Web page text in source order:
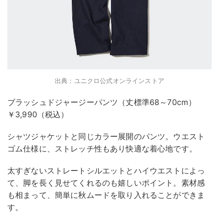
出典：ユニクロ公式オンラインストア
ブラッシュドジャージーパンツ（丈標準68～70cm）
￥3,990（税込）
シャツジャケットと同じカラー展開のパンツ。ウエスト
ゴム仕様に、ストレッチ性もあり快適な着心地です。
太すぎないストレートシルエットとハイウエストによっ
て、脚を長く見せてくれるのも嬉しいポイント。素材感
も相まって、簡単に秋ムードを取り入れることができま
す。